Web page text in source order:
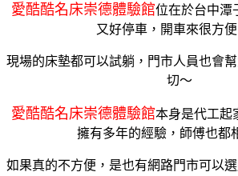
愛酷酷名床崇德體驗館位在於台中潭
又好停車，開車來很方便
現場的床墊都可以試躺，門市人員也會
切～
愛酷酷名床崇德體驗館本身是代工起
擁有多年的經驗，師傅也都
如果真的不方便，是也有網路門市可以